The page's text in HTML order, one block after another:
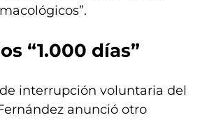
“1.000 días”
interrupción voluntaria del
anunció otro